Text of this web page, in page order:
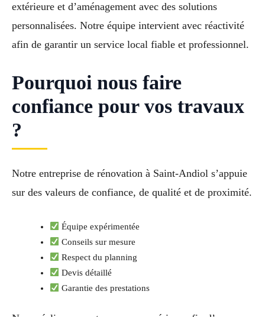
extérieure et d’aménagement avec des solutions
personnalisées. Notre équipe intervient avec réactivité
afin de garantir un service local fiable et professionnel.
Pourquoi nous faire
confiance pour vos travaux
?
Notre entreprise de rénovation à Saint-Andiol s’appuie
sur des valeurs de confiance, de qualité et de proximité.
Équipe expérimentée
Conseils sur mesure
Respect du planning
Devis détaillé
Garantie des prestations